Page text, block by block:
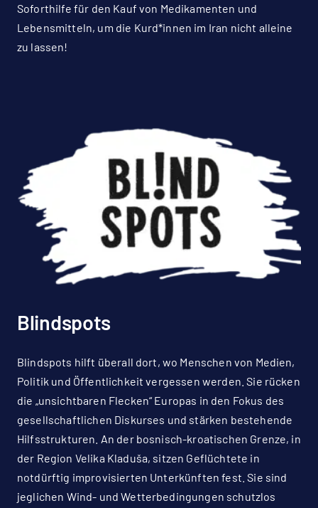
Soforthilfe für den Kauf von Medikamenten und
Lebensmitteln, um die Kurd*innen im Iran nicht alleine
zu lassen!
Blindspots
Blindspots hilft überall dort, wo Menschen von Medien,
Politik und Öffentlichkeit vergessen werden. Sie rücken
die „unsichtbaren Flecken“ Europas in den Fokus des
gesellschaftlichen Diskurses und stärken bestehende
Hilfsstrukturen. An der bosnisch-kroatischen Grenze, in
der Region Velika Kladuša, sitzen Geflüchtete in
notdürftig improvisierten Unterkünften fest. Sie sind
jeglichen Wind- und Wetterbedingungen schutzlos